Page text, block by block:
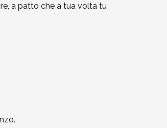
a patto che a tua volta tu